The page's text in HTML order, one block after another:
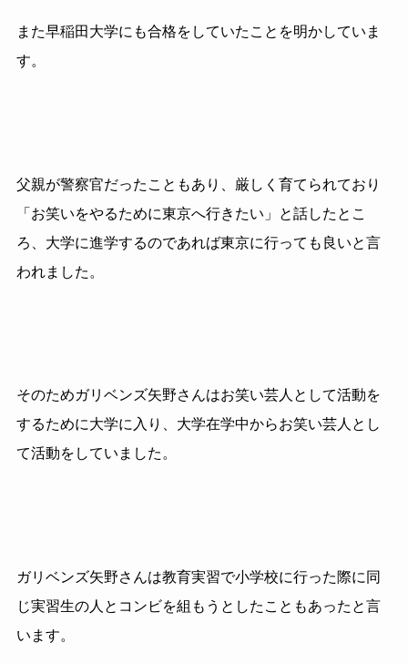
また早稲田大学にも合格をしていたことを明かしていま
す。
父親が警察官だったこともあり、厳しく育てられており
「お笑いをやるために東京へ行きたい」と話したとこ
ろ、大学に進学するのであれば東京に行っても良いと言
われました。
そのためガリベンズ矢野さんはお笑い芸人として活動を
するために大学に入り、大学在学中からお笑い芸人とし
て活動をしていました。
ガリベンズ矢野さんは教育実習で小学校に行った際に同
じ実習生の人とコンビを組もうとしたこともあったと言
います。